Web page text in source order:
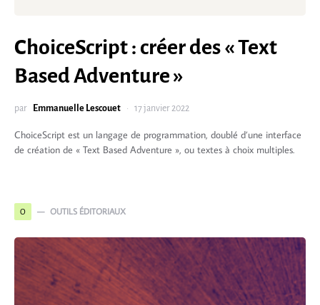
ChoiceScript : créer des « Text
Based Adventure »
par Emmanuelle Lescouet 17 janvier 2022
ChoiceScript est un langage de programmation, doublé d’une interface
de création de « Text Based Adventure », ou textes à choix multiples.
O OUTILS ÉDITORIAUX